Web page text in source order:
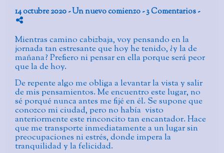
14 octubre 2020 -Un nuevo comienzo- 3 Comentarios-
Mientras camino cabizbaja, voy pensando en la
jornada tan estresante que hoy he tenido, ¿y la de
mañana? Prefiero ni pensar en ella porque será peor
que la de hoy.
De repente algo me obliga a levantar la vista y salir
de mis pensamientos. Me encuentro este lugar, no
sé porqué nunca antes me fijé en él. Se supone que
conozco mi ciudad, pero no había visto
anteriormente este rinconcito tan encantador. Hace
que me transporte inmediatamente a un lugar sin
preocupaciones ni estrés, donde impera la
tranquilidad y la felicidad.